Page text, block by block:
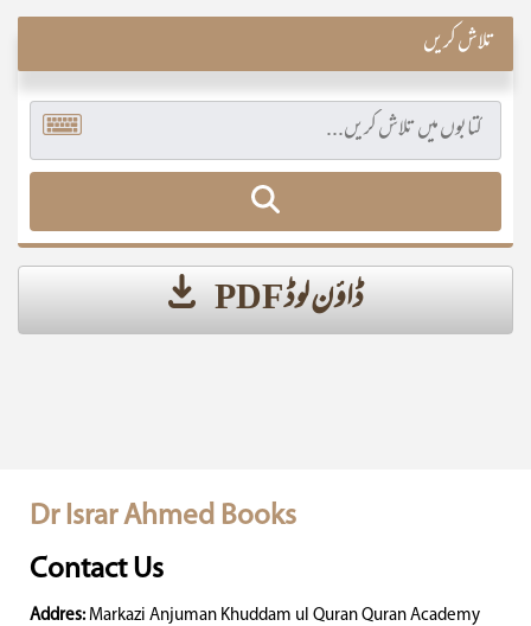
تلاش کریں
ڈاؤن لوڈ PDF
Dr Israr Ahmed Books
Contact Us
Addres: Markazi Anjuman Khuddam ul Quran Quran Academy